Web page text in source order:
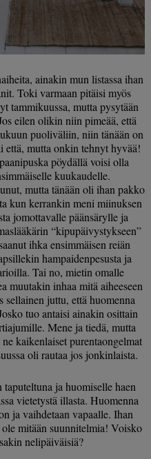
ainakin mun listassa ihan
Toki varmaan pitäisi myös
tammikuussa, mutta pysytään
eilen olikin niin pimeää, että
puoliväliin, niin tänään on
että, mutta onkin tehnyt hyvää!
pöydällä voisi olla
kuukaudelle.
mutta tänään oli ihan pakko
kun kerrankin meni miinuksen
jomottavalle päänsärylle ja
“kipupäivystykseen”
ihka ensimmäisen reiän
hampaidenpesusta ja
Tai no, mietin omalle
inhaa mitä aiheeseen
juttu, että huomenna
tuo antaisi ainakin osittain
Mene ja tiedä, mutta
kaikenlaiset purentaongelmat
oli rautaa jos jonkinlaista.
ja huomiselle haen
vietetystä illasta. Huomenna
ja vaihdetaan vapaalle. Ihan
mitään suunnitelmia! Voisko
nelipäiväisiä?